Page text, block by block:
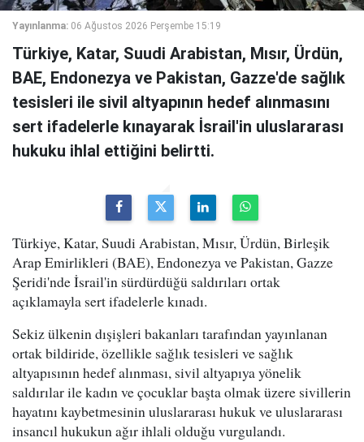
Yayınlanma: 06 Ağustos 2026 Perşembe 15:19
Türkiye, Katar, Suudi Arabistan, Mısır, Ürdün,
BAE, Endonezya ve Pakistan, Gazze'de sağlık
tesisleri ile sivil altyapının hedef alınmasını
sert ifadelerle kınayarak İsrail'in uluslararası
hukuku ihlal ettiğini belirtti.
Türkiye, Katar, Suudi Arabistan, Mısır, Ürdün, Birleşik
Arap Emirlikleri (BAE), Endonezya ve Pakistan, Gazze
Şeridi'nde İsrail'in sürdürdüğü saldırıları ortak
açıklamayla sert ifadelerle kınadı.
Sekiz ülkenin dışişleri bakanları tarafından yayınlanan
ortak bildiride, özellikle sağlık tesisleri ve sağlık
altyapısının hedef alınması, sivil altyapıya yönelik
saldırılar ile kadın ve çocuklar başta olmak üzere sivillerin
hayatını kaybetmesinin uluslararası hukuk ve uluslararası
insancıl hukukun ağır ihlali olduğu vurgulandı.